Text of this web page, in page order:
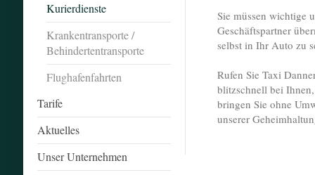
Kurierdienste
Krankentransporte /
Behindertentransporte
Flughafenfahrten
Tarife
Aktuelles
Unser Unternehmen
Sie müssen wichtige
Geschäftspartner
selbst in Ihr Auto zu
Rufen Sie Taxi
blitzschnell bei
bringen Sie ohne
unserer